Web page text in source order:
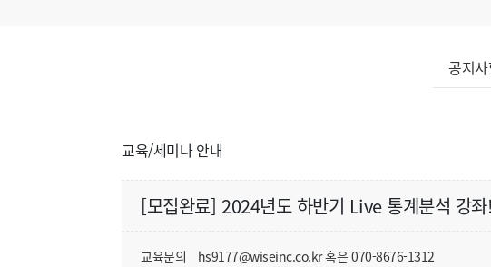
공지
교육/세미나 안내
[모집완료] 2024년도 하반기 Live 통계분석 강
교육문의 hs9177@wiseinc.co.kr 혹은 070-8676-1312